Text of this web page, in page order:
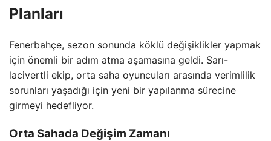
Planları
Fenerbahçe, sezon sonunda köklü değişiklikler yapmak
için önemli bir adım atma aşamasına geldi. Sarı-
lacivertli ekip, orta saha oyuncuları arasında verimlilik
sorunları yaşadığı için yeni bir yapılanma sürecine
girmeyi hedefliyor.
Orta Sahada Değişim Zamanı